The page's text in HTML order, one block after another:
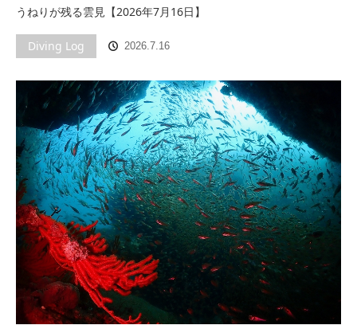
うねりが残る雲見【2026年7月16日】
Diving Log 2026.7.16